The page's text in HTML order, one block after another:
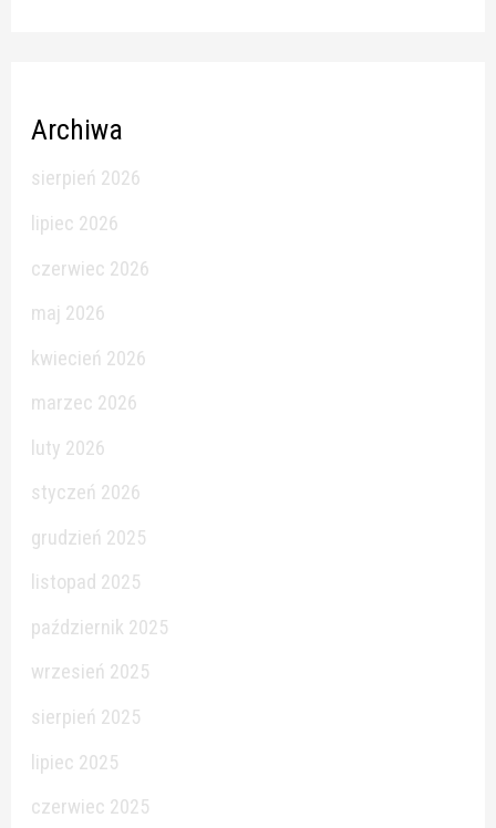
Archiwa
sierpień 2026
lipiec 2026
czerwiec 2026
maj 2026
kwiecień 2026
marzec 2026
luty 2026
styczeń 2026
grudzień 2025
listopad 2025
październik 2025
wrzesień 2025
sierpień 2025
lipiec 2025
czerwiec 2025